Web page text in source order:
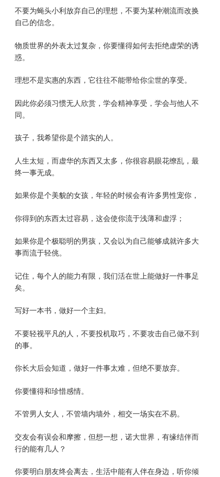
不要为蝇头小利放弃自己的理想，不要为某种潮流而改换
自己的信念。
物质世界的外表太过复杂，你要懂得如何去拒绝虚荣的诱
惑。
理想不是实惠的东西，它往往不能带给你尘世的享受。
因此你必须习惯无人欣赏，学会精神享受，学会与他人不
同。
孩子，我希望你是个踏实的人。
人生太短，而虚华的东西又太多，你很容易眼花缭乱，最
终一事无成。
如果你是个美貌的女孩，年轻的时候会有许多男性宠你，
你得到的东西太过容易，这会使你流于浅薄和虚浮；
如果你是个极聪明的男孩，又会以为自己能够成就许多大
事而流于轻佻。
记住，每个人的能力有限，我们活在世上能做好一件事足
矣。
写好一本书，做好一个主妇。
不要轻视平凡的人，不要投机取巧，不要攻击自己做不到
的事。
你长大后会知道，做好一件事太难，但绝不要放弃。
你要懂得和珍惜感情。
不管男人女人，不管墙内墙外，相交一场实在不易。
交友会有误会和摩擦，但想一想，诺大世界，有缘结伴而
行的能有几人？
你要明白朋友终会离去，生活中能有人伴在身边，听你倾